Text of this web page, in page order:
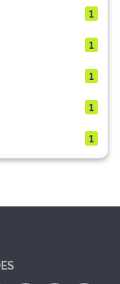
1
1
1
1
1